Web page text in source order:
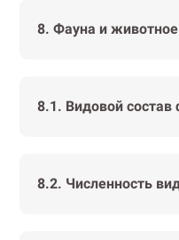
8. Фауна и
8.1. Видовой состав
8.2. Численность